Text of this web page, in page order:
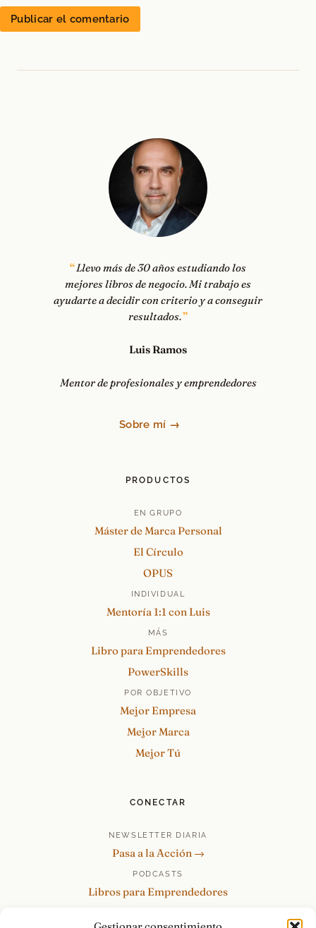
Llevo más de 30 años estudiando los
mejores libros de negocio. Mi trabajo es
ayudarte a decidir con criterio y a conseguir
resultados.
Luis Ramos
Mentor de profesionales y emprendedores
Sobre mí →
PRODUCTOS
EN GRUPO
Máster de Marca Personal
El Círculo
OPUS
INDIVIDUAL
Mentoría 1:1 con Luis
MÁS
Libro para Emprendedores
PowerSkills
POR OBJETIVO
Mejor Empresa
Mejor Marca
Mejor Tú
CONECTAR
NEWSLETTER DIARIA
Pasa a la Acción →
PODCASTS
Libros para Emprendedores